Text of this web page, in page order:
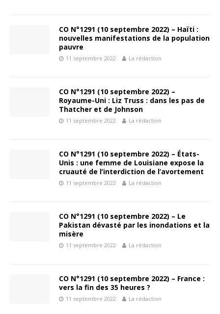
CO N°1291 (10 septembre 2022) – Haïti :
nouvelles manifestations de la population
pauvre
11 septembre 2022 La rédaction
CO N°1291 (10 septembre 2022) –
Royaume-Uni : Liz Truss : dans les pas de
Thatcher et de Johnson
11 septembre 2022 La rédaction
CO N°1291 (10 septembre 2022) – États-
Unis : une femme de Louisiane expose la
cruauté de l’interdiction de l’avortement
11 septembre 2022 La rédaction
CO N°1291 (10 septembre 2022) – Le
Pakistan dévasté par les inondations et la
misère
11 septembre 2022 La rédaction
CO N°1291 (10 septembre 2022) – France :
vers la fin des 35 heures ?
11 septembre 2022 La rédaction